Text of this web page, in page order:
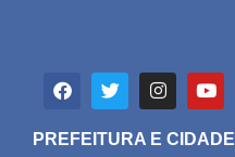
PREFEITURA E CIDADE